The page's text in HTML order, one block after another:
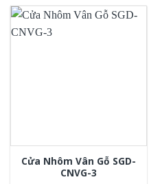
Cửa Nhôm Vân Gỗ SGD-
CNVG-3